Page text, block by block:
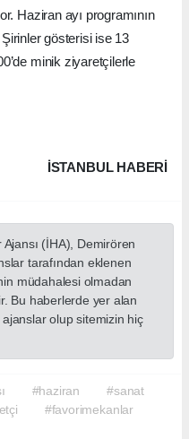
Haziran ayı programının
gösterisi ise 13
minik ziyaretçilerle
İSTANBUL HABERİ
(İHA), Demirören
tarafından eklenen
müdahalesi olmadan
Bu haberlerde yer alan
olup sitemizin hiç
#haziran
#sanat
#favorimekanlar